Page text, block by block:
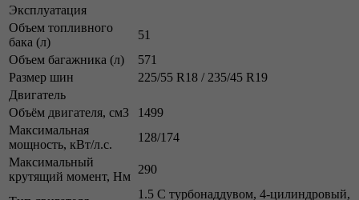
Эксплуатация
Объем топливного
бака (л)
51
Объем багажника (л)
571
Размер шин
225/55 R18 / 235/45 R19
Двигатель
Объём двигателя, см3
1499
Максимальная
мощность, кВт/л.с.
128/174
Максимальный
крутящий момент, Нм
290
1.5 С турбонаддувом, 4-цилиндровый,